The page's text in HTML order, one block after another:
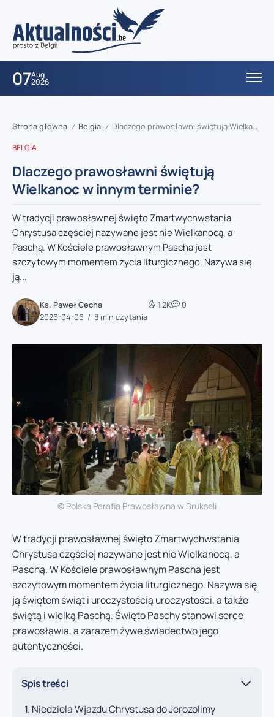
07Aug
2026
Strona główna / Belgia / Dlaczego prawosławni świętują Wielkanoc w innym terminie?
BELGIA
Dlaczego prawosławni świętują
Wielkanoc w innym terminie?
W tradycji prawosławnej święto Zmartwychwstania
Chrystusa częściej nazywane jest nie Wielkanocą, a
Paschą. W Kościele prawosławnym Pascha jest
szczytowym momentem życia liturgicznego. Nazywa się
ją...
Ks. Paweł Cecha
2026-04-06
8 min czytania
1.2K 0
© Polska Parafia Prawosławna w Brukseli
W tradycji prawosławnej święto Zmartwychwstania
Chrystusa częściej nazywane jest nie Wielkanocą, a
Paschą. W Kościele prawosławnym Pascha jest
szczytowym momentem życia liturgicznego. Nazywa się
ją świętem świąt i uroczystością uroczystości, a także
świętą i wielką Paschą. Święto Paschy stanowi serce
prawosławia, a zarazem żywe świadectwo jego
autentyczności.
Spis treści
Niedziela Wjazdu Chrystusa do Jerozolimy